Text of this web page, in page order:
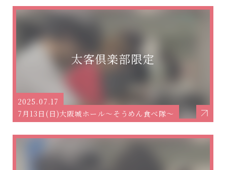
2025.07.17
7月13日(日)大阪城ホール～そうめん食べ隊～